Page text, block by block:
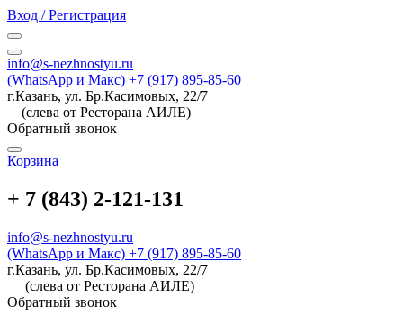
Вход / Регистрация
info@s-nezhnostyu.ru
(WhatsApp и Макс) +7 (917) 895-85-60
г.Казань, ул. Бр.Касимовых, 22/7
(слева от Ресторана АИЛЕ)
Обратный звонок
Корзина
+ 7 (843) 2-121-131
info@s-nezhnostyu.ru
(WhatsApp и Макс) +7 (917) 895-85-60
г.Казань, ул. Бр.Касимовых, 22/7
(слева от Ресторана АИЛЕ)
Обратный звонок